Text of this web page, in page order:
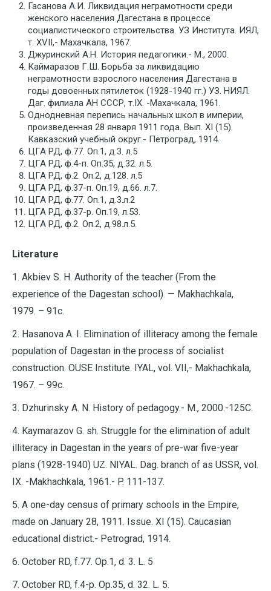
Гасанова А.И. Ликвидация неграмотности среди
женского населения Дагестана в процессе
социалистического строительства. УЗ Института. ИЯЛ,
т. ХVII,- Махачкала, 1967.
Джуринский А.Н. История педагогики.- М., 2000.
Каймаразов Г.Ш. Борьба за ликвидацию
неграмотности взрослого населения Дагестана в
годы довоенных пятилеток (1928-1940 гг.) УЗ. НИЯЛ.
Даг. филиала АН СССР, т.IХ. -Махачкала, 1961.
Однодневная перепись начальных школ в империи,
произведенная 28 января 1911 года. Вып. ХI (15).
Кавказский учебный округ.- Петроград, 1914.
ЦГА РД, ф.77. Оп.1, д.3. л.5
ЦГА РД, ф.4-п. Оп.35, д.32. л.5.
ЦГА РД, ф.2. Оп.2, д.128. л.5
ЦГА РД, ф.37-п. Оп.19, д.66. л.7.
ЦГА РД, ф.77. Оп.1, д.3.л.2
ЦГА РД, ф.37-р. Оп.19, л.53.
ЦГА РД, ф.2. Оп.2, д.98.л.5.
Literature
1. Akbiev S. H. Authority of the teacher (From the
experience of the Dagestan school). — Makhachkala,
1979. – 91c.
2. Hasanova A. I. Elimination of illiteracy among the female
population of Dagestan in the process of socialist
construction. OUSE Institute. IYAL, vol. VII,- Makhachkala,
1967. – 99c.
3. Dzhurinsky A. N. History of pedagogy.- M., 2000.-125C.
4. Kaymarazov G. sh. Struggle for the elimination of adult
illiteracy in Dagestan in the years of pre-war five-year
plans (1928-1940) UZ. NIYAL. Dag. branch of as USSR, vol.
IX. -Makhachkala, 1961.- P. 111-137.
5. A one-day census of primary schools in the Empire,
made on January 28, 1911. Issue. XI (15). Caucasian
educational district.- Petrograd, 1914.
6. October RD, f.77. Op.1, d. 3. L. 5
7. October RD, f.4-p. Op.35, d. 32. L. 5.